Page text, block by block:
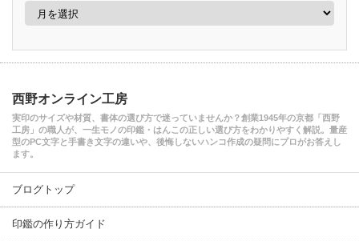
西野オンライン工房
実印のサイズや材質、書体の選び方で迷っていませんか？創業1945年の京都「西野
工房」の職人が、一生モノの印鑑・はんこの正しい選び方をわかりやすく解説。量産
型のPC文字と手書き文字の違いや、後悔しないハンコ作成の疑問にプロがお答えし
ます。
ブログトップ
印鑑の作り方ガイド